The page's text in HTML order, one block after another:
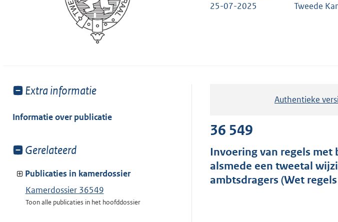
25-07-2025 Tweede
Toon
van:
Extra informatie
Informatie over publicatie
Toon
van:
Gerelateerd
Publicaties in kamerdossier
Kamerdossier 36549
Toon alle publicaties in het hoofddossier
Authentieke
36 549
Invoering van regels
alsmede een tweetal
ambtsdragers (Wet